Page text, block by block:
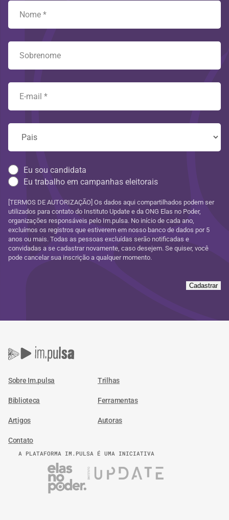
Eu sou candidata
Eu trabalho em campanhas eleitorais
[TERMOS DE AUTORIZAÇÃO] Os dados aqui compartilhados podem ser
utilizados para contato do Instituto Update e da ONG Elas no Poder,
organizações responsáveis pelo Im.pulsa. No início de cada ano,
excluímos os registros que estiverem em nosso banco de dados por 5
anos ou mais. Todas as pessoas excluídas serão notificadas e
convidadas a se cadastrar novamente, caso desejem. Se quiser, você
pode cancelar sua inscrição a qualquer momento.
Cadastrar
Sobre Im.pulsa Trilhas
Biblioteca Ferramentas
Artigos Autoras
Contato
A PLATAFORMA IM.PULSA É UMA INICIATIVA